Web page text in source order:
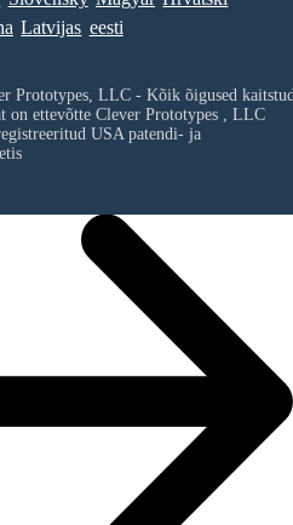
Latvijas eesti
Prototypes, LLC - Kõik õigused
on ettevõtte Clever Prototypes , LLC
USA patendi- ja